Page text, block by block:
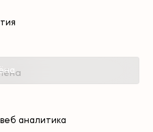
аналитика